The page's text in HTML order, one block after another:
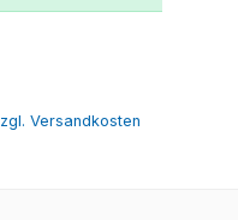
Versandkosten